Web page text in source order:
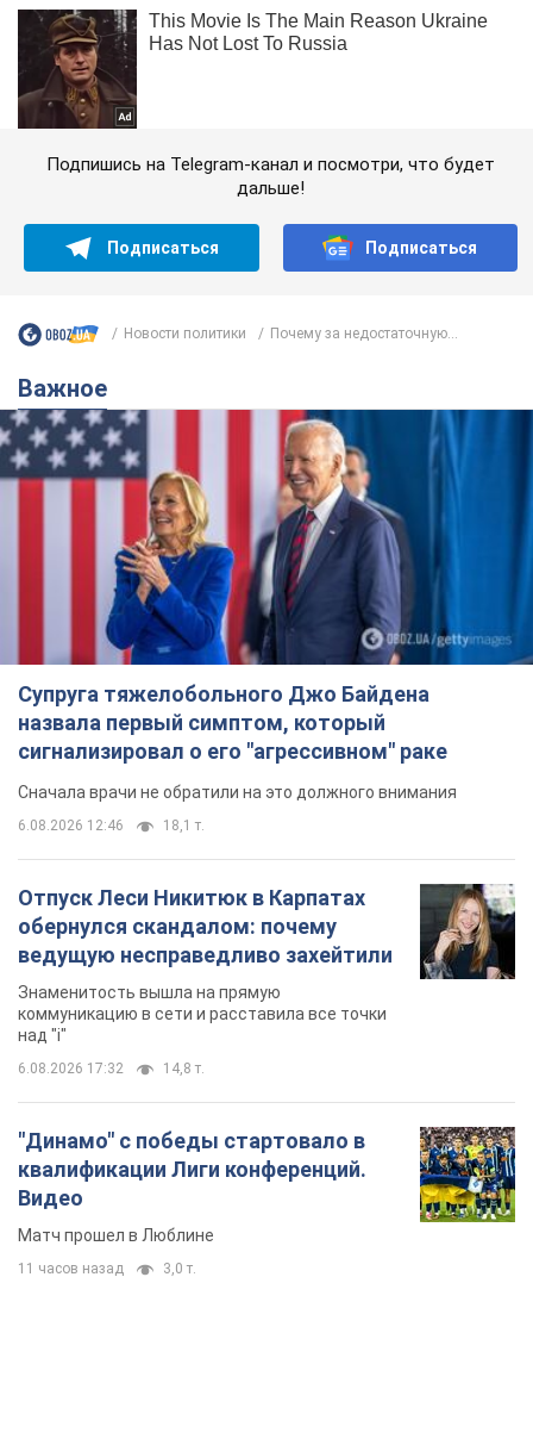
Подпишись на Telegram-канал и посмотри, что будет
дальше!
Подписаться Подписаться
Новости политики Почему за недостаточную...
Важное
Супруга тяжелобольного Джо Байдена
назвала первый симптом, который
сигнализировал о его "агрессивном" раке
Сначала врачи не обратили на это должного внимания
6.08.2026 12:46 18,1 т.
Отпуск Леси Никитюк в Карпатах
обернулся скандалом: почему
ведущую несправедливо захейтили
Знаменитость вышла на прямую
коммуникацию в сети и расставила все точки
над "i"
6.08.2026 17:32 14,8 т.
"Динамо" с победы стартовало в
квалификации Лиги конференций.
Видео
Матч прошел в Люблине
11 часов назад 3,0 т.